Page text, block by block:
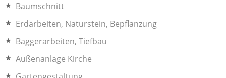
Baumschnitt
Erdarbeiten, Naturstein, Bepflanzung
Baggerarbeiten, Tiefbau
Außenanlage Kirche